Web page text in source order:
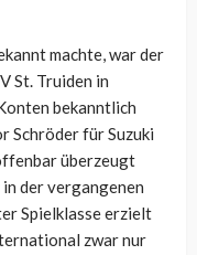
machte, war der
St. Truiden in
bekanntlich
Schröder für Suzuki
überzeugt
der vergangenen
Spielklasse erzielt
zwar nur